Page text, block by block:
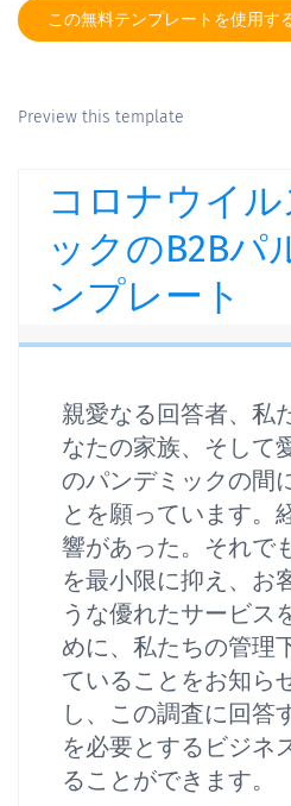
この無料テンプレートを使用す
Preview this template